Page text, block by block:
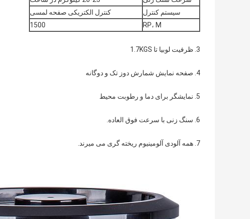
سیستم کنترل
کنترل الکتریکی صفحه لمسی
RP، M
1500
3. ظرفیت لوبیا تا 1.7KGS
4. صفحه نمایش شمارش دوز تک و دوگانه
5. نمایشگر برای دما و رطوبت محیط
6. سنگ زنی با سرعت فوق العاده.
7. همه آلودی آلومینیوم ریخته گری می میرند.